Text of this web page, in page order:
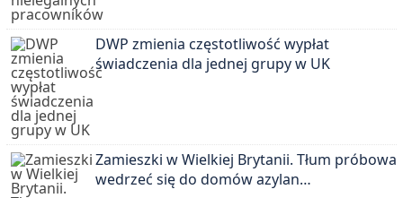
DWP zmienia częstotliwość wypłat
świadczenia dla jednej grupy w UK
Zamieszki w Wielkiej Brytanii. Tłum próbował
wedrzeć się do domów azylan…